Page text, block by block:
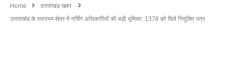
Home
उत्तराखंड खबर
उत्तराखंड के स्वास्थ्य क्षेत्र में नर्सिंग अधिकारियों की बड़ी भूमिका, 1376 को मिले नियुक्ति पत्र